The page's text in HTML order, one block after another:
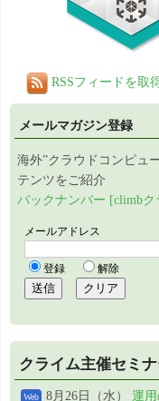
RSSフィードを取
メールマガジン登録
海外”クラウドコンピュ
テンツをご紹介
バックナンバー [climbク
クライム主催セミ
Web 8月26日（水） 運